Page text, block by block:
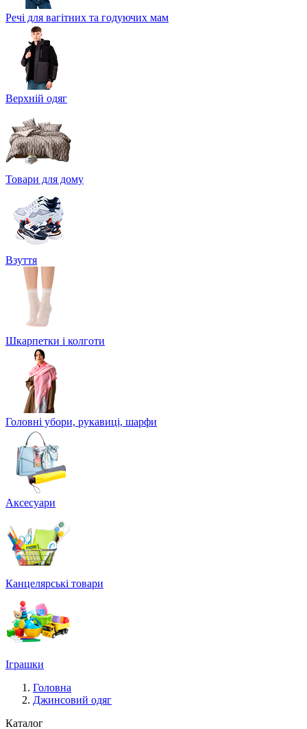
Речі для вагітних та годуючих мам
Верхній одяг
Товари для дому
Взуття
Шкарпетки і колготи
Головні убори, рукавиці, шарфи
Аксесуари
Канцелярські товари
Іграшки
Головна
Джинсовий одяг
Каталог